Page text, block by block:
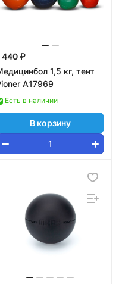
440 ₽
1,5 кг, тент
A17969
Есть в наличии
В корзину